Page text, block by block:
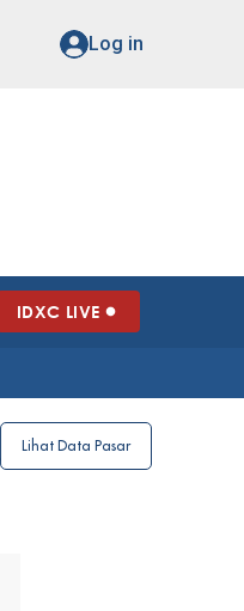
Log in
IDXC LIVE
4
0%
Lihat Data Pasar